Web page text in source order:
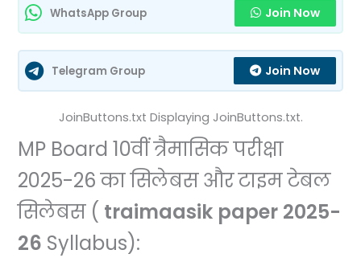
WhatsApp Group Join Now
Telegram Group Join Now
JoinButtons.txt Displaying JoinButtons.txt.
MP Board 10वीं त्रैमासिक परीक्षा
2025-26 का सिलेबस और टाइम टेबल
सिलेबस ( traimaasik paper 2025-
26 Syllabus):